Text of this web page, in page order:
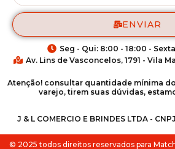
ENVIAR
Seg - Qui: 8:00 - 18:00 -
Av. Lins de Vasconcelos, 1791 - Vila
Atenção! consultar quantidade mínima
varejo, tirem suas dúvidas,
J & L COMERCIO E BRINDES LTDA -
© 2025 todos direitos reservados para
Fale via